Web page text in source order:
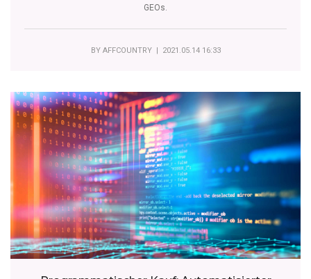
GEOs.
BY AFFCOUNTRY| 2021.05.14 16:33